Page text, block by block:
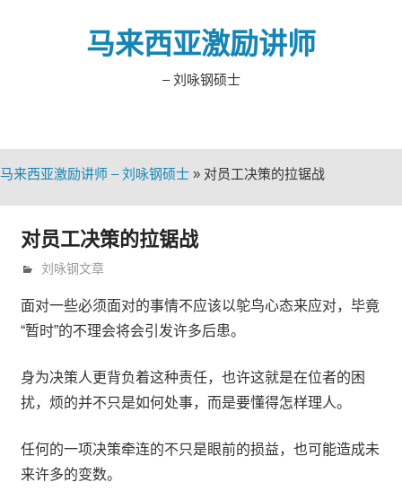
马来西亚激励讲师
– 刘咏钢硕士
马来西亚激励讲师 – 刘咏钢硕士 » 对员工决策的拉锯战
对员工决策的拉锯战
11月 7, 2018
trainer
刘咏钢文章
面对一些必须面对的事情不应该以鸵鸟心态来应对，毕竟
“暂时”的不理会将会引发许多后患。
身为决策人更背负着这种责任，也许这就是在位者的困
扰，烦的并不只是如何处事，而是要懂得怎样理人。
任何的一项决策牵连的不只是眼前的损益，也可能造成未
来许多的变数。